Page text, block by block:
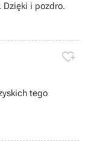
Dzięki i pozdro.

tego